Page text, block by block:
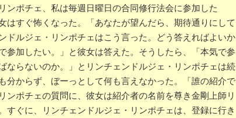
ンポチェ、私は毎週日曜日の合同修行法会に参加した
はすぐ怖くなった。「あなたが望んだら、期待通りにして
ドルジェ・リンポチェはこう言った。どう答えればよいか
参加したい。」と彼女は答えた。そうしたら、「本気で参
ならないのか。」とリンチェンドルジェ・リンポチェは続
分からず、ぼーっとして何も言えなかった。「誰の紹介で
ンポチェの質問に、彼女は紹介者の名前を尊き金剛上師リ
すぐに、リンチェンドルジェ・リンポチェは、登録に行き